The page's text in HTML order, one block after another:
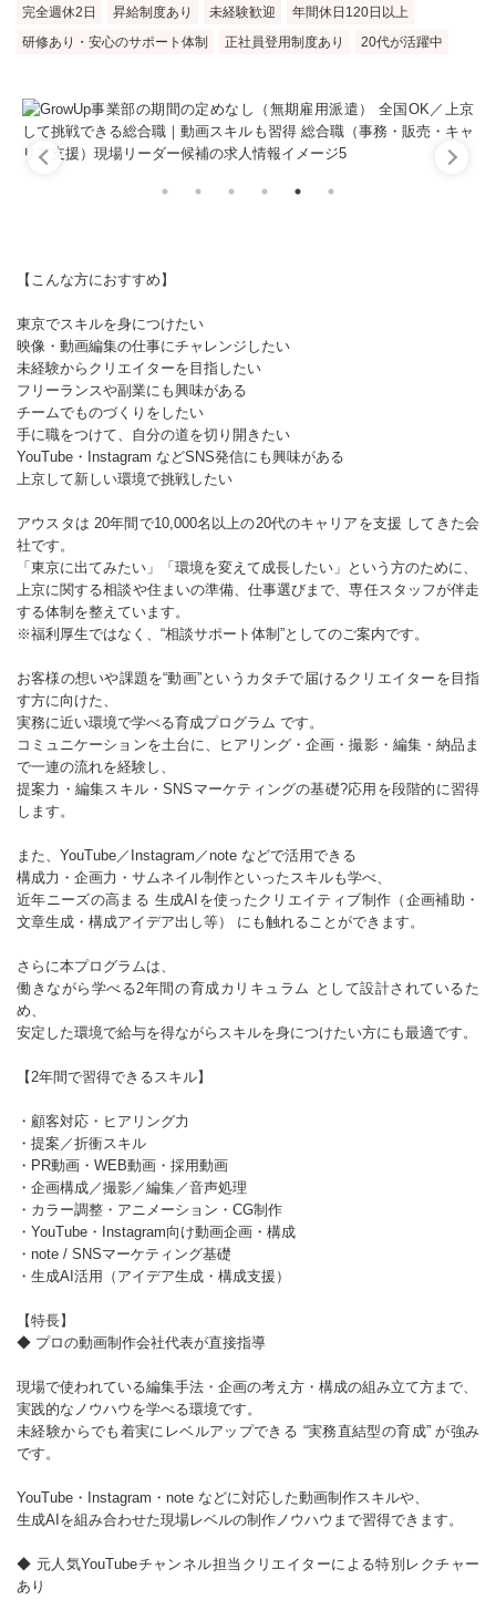
完全週休2日 昇給制度あり 未経験歓迎
年間休日120日以上
研修あり・安心のサポート体制
正社員登用制度あり 20代が活躍中
【こんな方におすすめ】
東京でスキルを身につけたい
映像・動画編集の仕事にチャレンジしたい
未経験からクリエイターを目指したい
フリーランスや副業にも興味がある
チームでものづくりをしたい
手に職をつけて、自分の道を切り開きたい
YouTube・Instagram などSNS発信にも興味がある
上京して新しい環境で挑戦したい
アウスタは 20年間で10,000名以上の20代のキャリアを支援 してきた会
社です。
「東京に出てみたい」「環境を変えて成長したい」という方のために、
上京に関する相談や住まいの準備、仕事選びまで、専任スタッフが伴走
する体制を整えています。
※福利厚生ではなく、“相談サポート体制”としてのご案内です。
お客様の想いや課題を“動画”というカタチで届けるクリエイターを目指
す方に向けた、
実務に近い環境で学べる育成プログラム です。
コミュニケーションを土台に、ヒアリング・企画・撮影・編集・納品ま
で一連の流れを経験し、
提案力・編集スキル・SNSマーケティングの基礎?応用を段階的に習得
します。
また、YouTube／Instagram／note などで活用できる
構成力・企画力・サムネイル制作といったスキルも学べ、
近年ニーズの高まる 生成AIを使ったクリエイティブ制作（企画補助・
文章生成・構成アイデア出し等） にも触れることができます。
さらに本プログラムは、
働きながら学べる2年間の育成カリキュラム として設計されているた
め、
安定した環境で給与を得ながらスキルを身につけたい方にも最適です。
【2年間で習得できるスキル】
・顧客対応・ヒアリング力
・提案／折衝スキル
・PR動画・WEB動画・採用動画
・企画構成／撮影／編集／音声処理
・カラー調整・アニメーション・CG制作
・YouTube・Instagram向け動画企画・構成
・note / SNSマーケティング基礎
・生成AI活用（アイデア生成・構成支援）
【特長】
◆ プロの動画制作会社代表が直接指導
現場で使われている編集手法・企画の考え方・構成の組み立て方まで、
実践的なノウハウを学べる環境です。
未経験からでも着実にレベルアップできる “実務直結型の育成” が強み
です。
YouTube・Instagram・note などに対応した動画制作スキルや、
生成AIを組み合わせた現場レベルの制作ノウハウまで習得できます。
◆ 元人気YouTubeチャンネル担当クリエイターによる特別レクチャー
あり